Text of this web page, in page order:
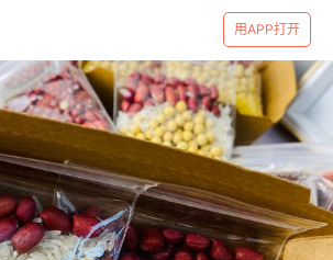
用APP打开